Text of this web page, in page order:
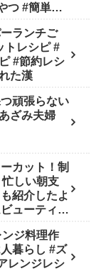
つ #簡単レ
ランチご
レシピ #
#節約レシ
た漢
頑張らない
ざみ夫婦
カット！制
しい朝支
紹介したよ
ューティー
】
ジ料理作